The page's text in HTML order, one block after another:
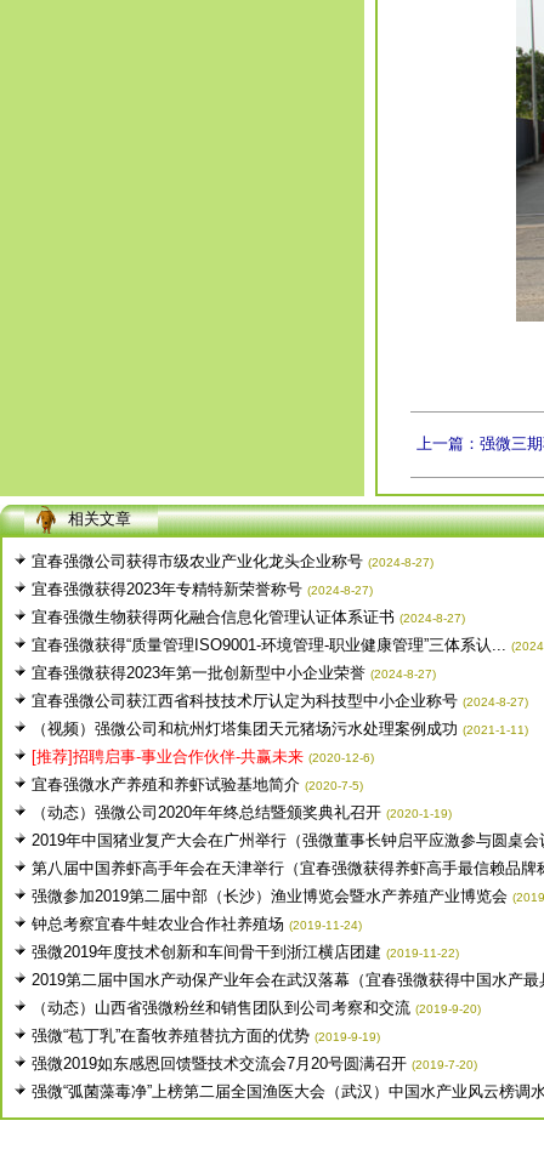
上一篇：强微三
相关文章
宜春强微公司获得市级农业产业化龙头企业称号 (2024-8-27)
宜春强微获得2023年专精特新荣誉称号 (2024-8-27)
宜春强微生物获得两化融合信息化管理认证体系证书 (2024-8-27)
宜春强微获得“质量管理ISO9001-环境管理-职业健康管理”三体系认...
宜春强微获得2023年第一批创新型中小企业荣誉 (2024-8-27)
宜春强微公司获江西省科技技术厅认定为科技型中小企业称号 (2024-8-27)
（视频）强微公司和杭州灯塔集团天元猪场污水处理案例成功 (2021-1-11)
[推荐]招聘启事-事业合作伙伴-共赢未来 (2020-12-6)
宜春强微水产养殖和养虾试验基地简介 (2020-7-5)
（动态）强微公司2020年年终总结暨颁奖典礼召开 (2020-1-19)
2019年中国猪业复产大会在广州举行（强微董事长钟启平应激参与圆桌会
第八届中国养虾高手年会在天津举行（宜春强微获得养虾高手最信赖品牌
强微参加2019第二届中部（长沙）渔业博览会暨水产养殖产业博览会
钟总考察宜春牛蛙农业合作社养殖场 (2019-11-24)
强微2019年度技术创新和车间骨干到浙江横店团建 (2019-11-22)
2019第二届中国水产动保产业年会在武汉落幕（宜春强微获得中国水产最
（动态）山西省强微粉丝和销售团队到公司考察和交流 (2019-9-20)
强微“苞丁乳”在畜牧养殖替抗方面的优势 (2019-9-19)
强微2019如东感恩回馈暨技术交流会7月20号圆满召开 (2019-7-20)
强微“弧菌藻毒净”上榜第二届全国渔医大会（武汉）中国水产业风云榜调